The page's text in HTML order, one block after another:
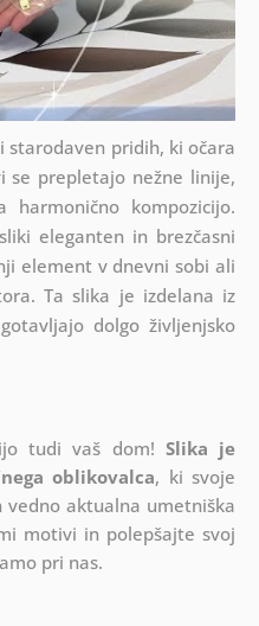
starodaven pridih, ki očara
se prepletajo nežne linije,
kompozicijo.
eleganten in brezčasni
element v dnevni sobi ali
Ta slika je izdelana iz
dolgo življenjsko
tudi vaš dom! Slika je
oblikovalca, ki svoje
aktualna umetniška
motivi in polepšajte svoj
pri nas.